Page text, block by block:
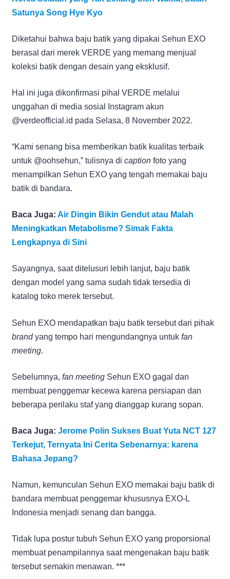
Satunya Song Hye Kyo
Diketahui bahwa baju batik yang dipakai Sehun EXO
berasal dari merek VERDE yang memang menjual
koleksi batik dengan desain yang eksklusif.
Hal ini juga dikonfirmasi pihal VERDE melalui
unggahan di media sosial Instagram akun
@verdeofficial.id pada Selasa, 8 November 2022.
“Kami senang bisa memberikan batik kualitas terbaik
untuk @oohsehun,” tulisnya di caption foto yang
menampilkan Sehun EXO yang tengah memakai baju
batik di bandara.
Baca Juga: Air Dingin Bikin Gendut atau Malah
Meningkatkan Metabolisme? Simak Fakta
Lengkapnya di Sini
Sayangnya, saat ditelusuri lebih lanjut, baju batik
dengan model yang sama sudah tidak tersedia di
katalog toko merek tersebut.
Sehun EXO mendapatkan baju batik tersebut dari pihak
brandyang tempo hari mengundangnya untuk fan
meeting.
Sebelumnya, fan meeting Sehun EXO gagal dan
membuat penggemar kecewa karena persiapan dan
beberapa perilaku staf yang dianggap kurang sopan.
Baca Juga: Jerome Polin Sukses Buat Yuta NCT 127
Terkejut, Ternyata Ini Cerita Sebenarnya: karena
Bahasa Jepang?
Namun, kemunculan Sehun EXO memakai baju batik di
bandara membuat penggemar khususnya EXO-L
Indonesia menjadi senang dan bangga.
Tidak lupa postur tubuh Sehun EXO yang proporsional
membuat penampilannya saat mengenakan baju batik
tersebut semakin menawan. ***